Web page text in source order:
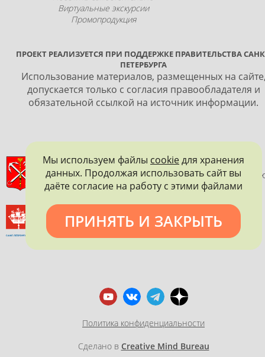
Виртуальные экскурсии
Промопродукция
ПРОЕКТ РЕАЛИЗУЕТСЯ ПРИ ПОДДЕРЖКЕ ПРАВИТЕЛЬСТВА
ПЕТЕРБУРГА
Использование материалов, размещенных на
допускается только с согласия правообладателя и
обязательной ссылкой на источник информации.
ПРАВИТЕЛЬСТВО САНКТ-ПЕТЕРБУРГА
КОМИТЕТ ПО ГОСУДАРСТВЕННОМУ КОНТРОЛЮ,
И ОХРАНЕ ПАМЯТНИКОВ ИСТОРИИ И КУЛЬТУРЫ
ВСЕРОССИЙСКОЕ ОБЩЕСТВО ОХРАНЫ ПАМЯТНИКОВ
ИСТОРИИ И КУЛЬТУРЫ
Политика конфиденциальности
Сделано в Creative Mind Bureau
Мы используем файлы cookieдля хранения
данных. Продолжая использовать сайт вы
даёте согласие на работу с этими файлами
ПРИНЯТЬ И ЗАКРЫТЬ